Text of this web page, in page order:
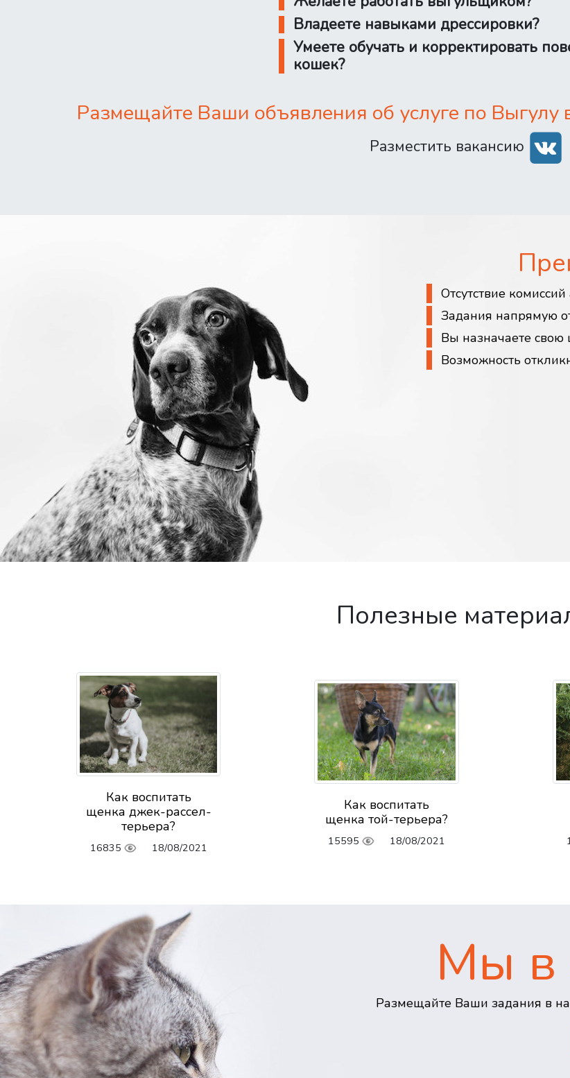
Владеете навыками дрессировки?
Умеете обучать и корректировать
кошек?
Размещайте Ваши объявления об услуге по Выгулу
Разместить вакансию
Отсутствие
Задания напрямую
Вы назначаете свою
Возможность
Полезные
Как воспитать
щенка джек-рассел-
терьера?
16835 18/08/2021
Как воспитать
щенка той-терьера?
15595 18/08/2021
Мы в
Размещайте Ваши задания в